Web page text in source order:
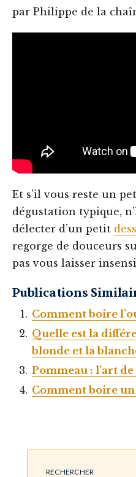
par Philippe de la
Et s’il vous reste un
dégustation typique,
délecter d’un petit
regorge de douceurs
pas vous laisser
Publications
Comment boire
Quelle est la
blonde et la
Pommeau : l’art
Comment boire un
RECHERCHER